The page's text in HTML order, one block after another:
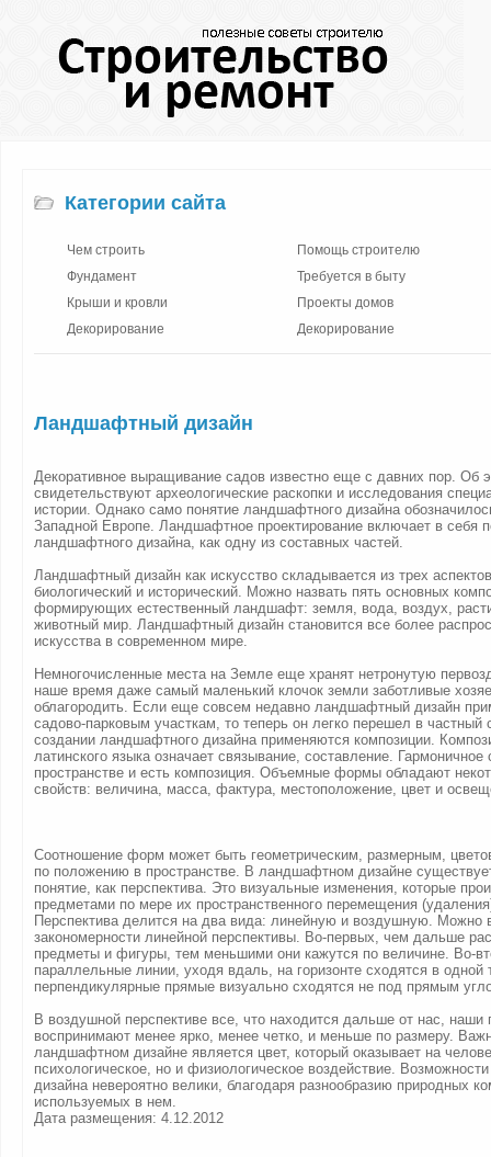
Категории сайта
Чем строить
Фундамент
Крыши и кровли
Декорирование
Помощь строителю
Требуется в быту
Проекты домов
Декорирование
Ландшафтный дизайн
Декоративное выращивание садов известно еще с давних пор. Об
свидетельствуют археологические раскопки и исследования
истории. Однако само понятие ландшафтного дизайна
Западной Европе. Ландшафтное проектирование включает в себя
ландшафтного дизайна, как одну из составных частей.
Ландшафтный дизайн как искусство складывается из трех
биологический и исторический. Можно назвать пять основных
формирующих естественный ландшафт: земля, вода, воздух,
животный мир. Ландшафтный дизайн становится все более
искусства в современном мире.
Немногочисленные места на Земле еще хранят нетронутую
наше время даже самый маленький клочок земли заботливые
облагородить. Если еще совсем недавно ландшафтный дизайн
садово-парковым участкам, то теперь он легко перешел в частный
создании ландшафтного дизайна применяются композиции.
латинского языка означает связывание, составление.
пространстве и есть композиция. Объемные формы обладают
свойств: величина, масса, фактура, местоположение, цвет и
Соотношение форм может быть геометрическим, размерным,
по положению в пространстве. В ландшафтном дизайне
понятие, как перспектива. Это визуальные изменения, которые
предметами по мере их пространственного перемещения
Перспектива делится на два вида: линейную и воздушную. Можно
закономерности линейной перспективы. Во-первых, чем дальше
предметы и фигуры, тем меньшими они кажутся по величине. Во-
параллельные линии, уходя вдаль, на горизонте сходятся в одной
перпендикулярные прямые визуально сходятся не под прямым
В воздушной перспективе все, что находится дальше от нас, наши
воспринимают менее ярко, менее четко, и меньше по размеру.
ландшафтном дизайне является цвет, который оказывает на
психологическое, но и физиологическое воздействие.
дизайна невероятно велики, благодаря разнообразию природных
используемых в нем.
Дата размещения: 4.12.2012